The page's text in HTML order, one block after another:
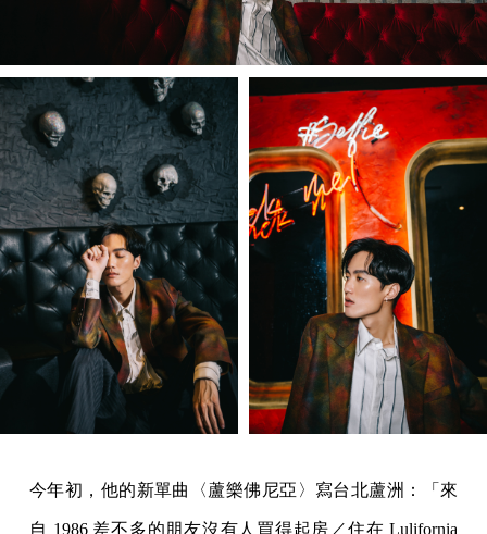
今年初，他的新單曲〈蘆樂佛尼亞〉寫台北蘆洲：「來
自 1986 差不多的朋友沒有人買得起房／住在 Lulifornia